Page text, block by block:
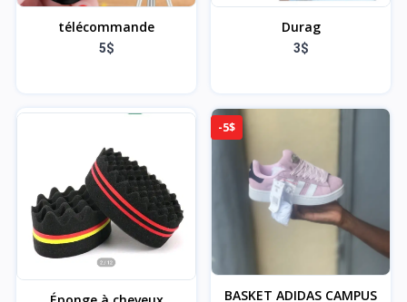
télécommande
5$
Durag
3$
-5$
BASKET ADIDAS CAMPUS